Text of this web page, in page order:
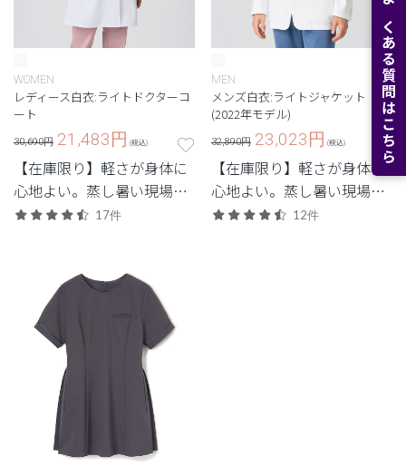
よくある質問はこちら
WOMEN
レディース白衣:ライトドクターコ
ート
30,690円 21,483円 (税込)
【在庫限り】軽さが身体に
心地よい。蒸し暑い現場で
重宝する軽量モデル。
17件
MEN
メンズ白衣:ライトジャケット
(2022年モデル)
32,890円 23,023円 (税込)
【在庫限り】軽さが身体に
心地よい。蒸し暑い現場で
重宝する軽量モデル。
12件